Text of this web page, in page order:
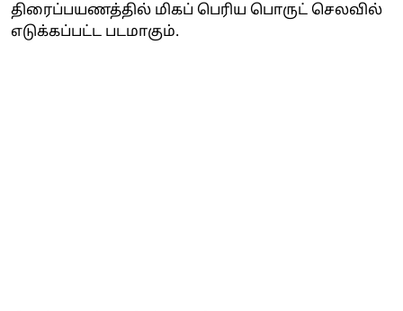
திரைப்பயணத்தில் மிகப் பெரிய பொருட் செலவில்
எடுக்கப்பட்ட படமாகும்.